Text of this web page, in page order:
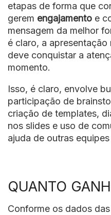
etapas de forma que
gerem engajamento e
mensagem da melhor
é claro, a
deve conquistar a
momento.
Isso, é claro, envolve
participação de
criação de templates,
nos slides e uso de
ajuda de outras
QUANTO
Conforme os dados